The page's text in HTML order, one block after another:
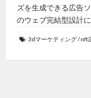
ズを生成できる広告
のウェブ完結型設計
3dマーケティング/nft